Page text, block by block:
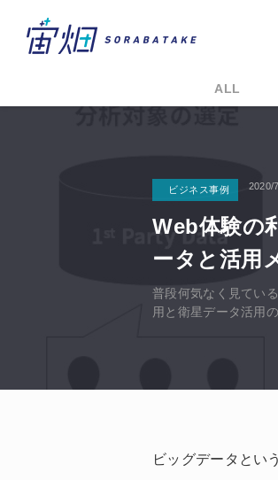
ALL
ビジネス事例 2020/
Web体験の
ータと活用
普段何気なく見てい
用と衛星データ活用
ビッグデータとい